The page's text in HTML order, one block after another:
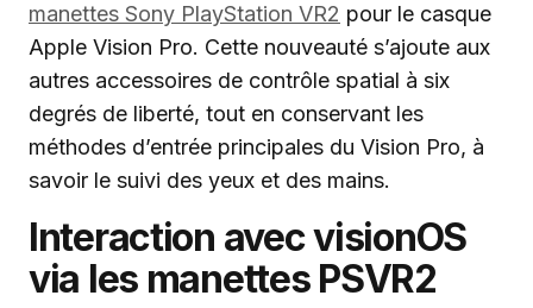
manettes Sony PlayStation VR2 pour le casque
Apple Vision Pro. Cette nouveauté s’ajoute aux
autres accessoires de contrôle spatial à six
degrés de liberté, tout en conservant les
méthodes d’entrée principales du Vision Pro, à
savoir le suivi des yeux et des mains.
Interaction avec visionOS
via les manettes PSVR2